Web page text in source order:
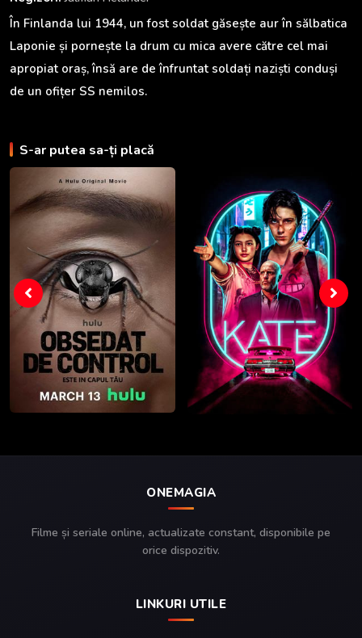
În Finlanda lui 1944, un fost soldat găsește aur în sălbatica
Laponie și pornește la drum cu mica avere către cel mai
apropiat oraș, însă are de înfruntat soldați naziști conduși
de un ofițer SS nemilos.
S-ar putea sa-ți placă
ONEMAGIA
Filme și seriale online, actualizate constant, disponibile pe
orice dispozitiv.
LINKURI UTILE